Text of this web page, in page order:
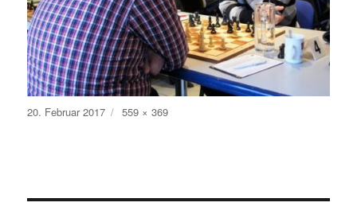
Veröffentlicht
am
20. Februar 2017 Volle
Größe
559 × 369